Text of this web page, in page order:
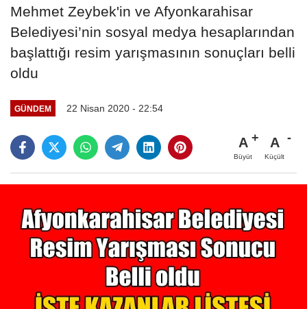
Mehmet Zeybek'in ve Afyonkarahisar
Belediyesi’nin sosyal medya hesaplarından
başlattığı resim yarışmasının sonuçları belli
oldu
GÜNDEM 22 Nisan 2020 - 22:54
A
Büyüt
A
Küçült